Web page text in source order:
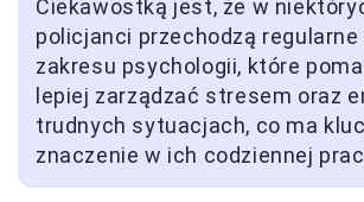
Ciekawostką jest, że w
policjanci przechodzą regularne
zakresu psychologii, które
lepiej zarządzać stresem oraz
trudnych sytuacjach, co ma
znaczenie w ich codziennej